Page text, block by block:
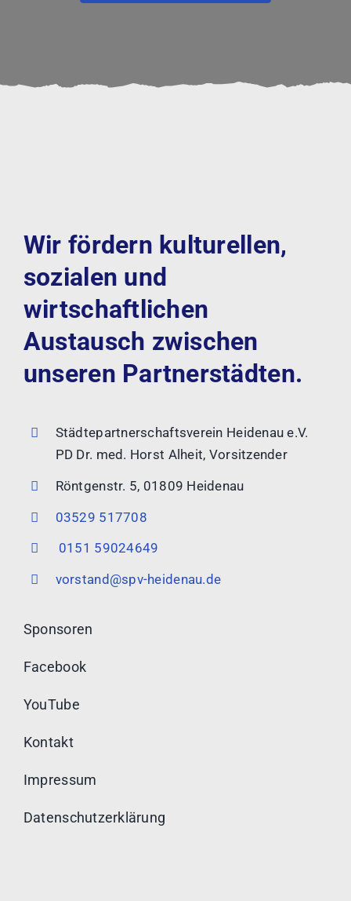
Wir fördern kulturellen,
sozialen und
wirtschaftlichen
Austausch zwischen
unseren Partnerstädten.
Städtepartnerschaftsverein Heidenau e.V.
PD Dr. med. Horst Alheit, Vorsitzender
Röntgenstr. 5, 01809 Heidenau
03529 517708
0151 59024649
vorstand@spv-heidenau.de
Sponsoren
Facebook
YouTube
Kontakt
Impressum
Datenschutzerklärung